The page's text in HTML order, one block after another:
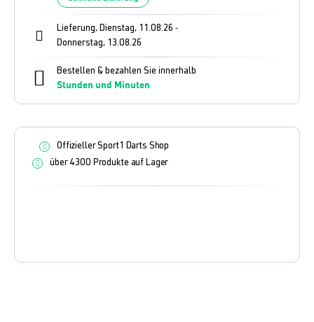
Lieferung, Dienstag, 11.08.26 -
Donnerstag, 13.08.26
Bestellen & bezahlen Sie innerhalb
Stunden und Minuten
Offizieller Sport1 Darts Shop
über 4300 Produkte auf Lager